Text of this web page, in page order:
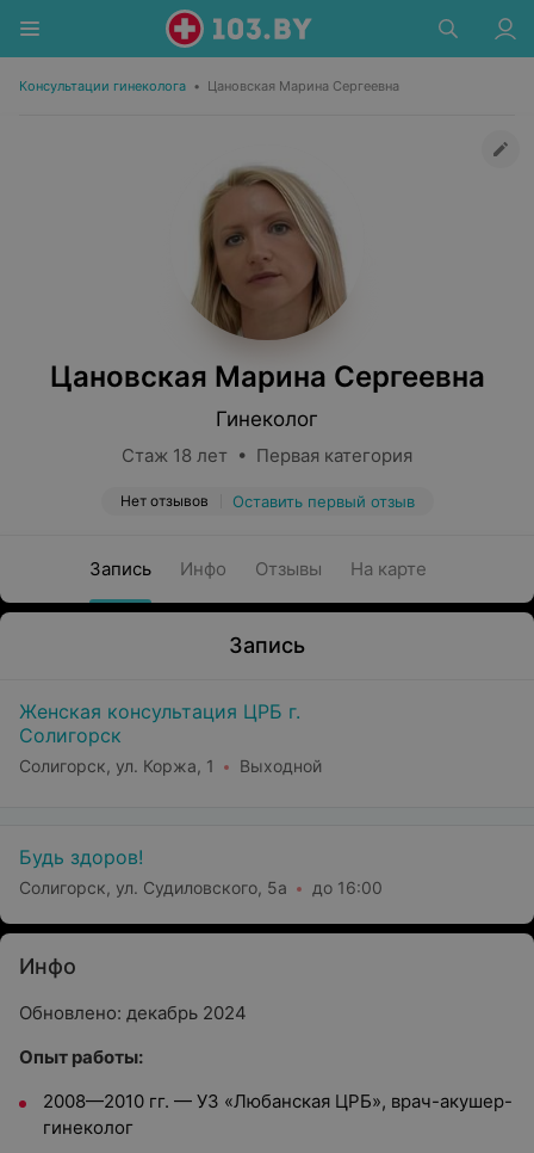
Консультации гинеколога • Цановская Марина Сергеевна
Цановская Марина Сергеевна
Гинеколог
Стаж 18 лет • Первая категория
Нет отзывов Оставить первый отзыв
Запись Инфо Отзывы На карте
Запись
Женская консультация ЦРБ г.
Солигорск
Солигорск, ул. Коржа, 1 Выходной
Будь здоров!
Солигорск, ул. Судиловского, 5а до 16:00
Инфо
Обновлено: декабрь 2024
Опыт работы:
2008—2010 гг. — УЗ «Любанская ЦРБ», врач-акушер-
гинеколог